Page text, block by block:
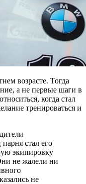
возрасте. Тогда
а не первые шаги в
когда стал
тренироваться и
стал его
экипировку
не жалели ни
не